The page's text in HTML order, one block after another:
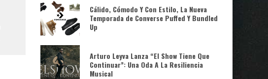
Cálido, Cómodo Y Con Estilo, La Nueva
Temporada de Converse Puffed Y Bundled
Up
Arturo Leyva Lanza “El Show Tiene Que
Continuar”: Una Oda A La Resiliencia
Musical